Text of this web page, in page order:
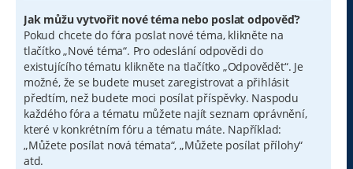
Jak můžu vytvořit nové téma nebo poslat odpověď?
Pokud chcete do fóra poslat nové téma, klikněte na
tlačítko „Nové téma“. Pro odeslání odpovědi do
existujícího tématu klikněte na tlačítko „Odpovědět“. Je
možné, že se budete muset zaregistrovat a přihlásit
předtím, než budete moci posílat příspěvky. Naspodu
každého fóra a tématu můžete najít seznam oprávnění,
které v konkrétním fóru a tématu máte. Například:
„Můžete posílat nová témata“, „Můžete posílat přílohy“
atd.